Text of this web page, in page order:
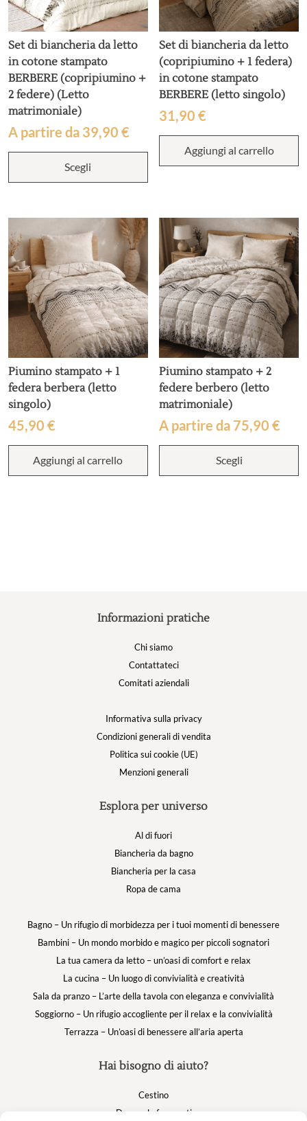
Set di biancheria da letto
in cotone stampato
BERBERE (copripiumino +
2 federe) (Letto
matrimoniale)
A partire da 39,90 €
Scegli
Questo
prodotto
ha
Le
opzioni
possono
essere
scelte
nella
pagina
del
prodotto
Set di biancheria da letto
(copripiumino + 1 federa)
in cotone stampato
BERBERE (letto singolo)
31,90€
Aggiungi al carrello
Piumino stampato + 1
federa berbera (letto
singolo)
45,90 €
Aggiungi al carrello
Piumino stampato + 2
federe berbero (letto
matrimoniale)
A partire da 75,90€
Scegli
Hai bisogno di aiuto?
Cestino
Domande frequenti
Informazioni pratiche
Chi siamo
Contattateci
Comitati aziendali
Informativa sulla privacy
Condizioni generali di vendita
Politica sui cookie (UE)
Menzioni generali
Esplora per universo
Al di fuori
Biancheria da bagno
Biancheria per la casa
Ropa de cama
Bagno – Un rifugio di morbidezza per i tuoi momenti di benessere
Bambini – Un mondo morbido e magico per piccoli sognatori
La tua camera da letto – un’oasi di comfort e relax
La cucina – Un luogo di convivialità e creatività
Sala da pranzo – L’arte della tavola con eleganza e convivialità
Soggiorno – Un rifugio accogliente per il relax e la convivialità
Terrazza – Un’oasi di benessere all’aria aperta